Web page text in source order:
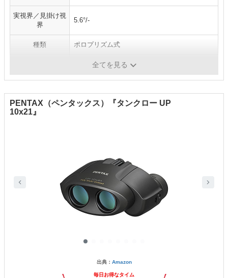
実視界／見掛け視
界
5.6°/-
種類 ポロプリズム式
全てを見る
PENTAX（ペンタックス）『タンクロー UP
10x21』
出典： Amazon
毎日お得なタイム